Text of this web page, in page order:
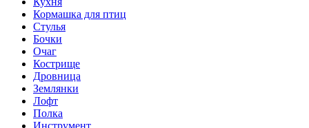
Кормашка для птиц
Стулья
Бочки
Очаг
Кострище
Дровница
Землянки
Лофт
Полка
Инструмент